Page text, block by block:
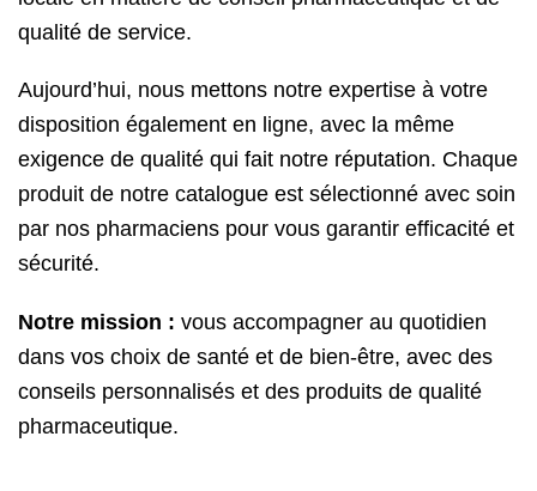
qualité de service.
Aujourd’hui, nous mettons notre expertise à votre
disposition également en ligne, avec la même
exigence de qualité qui fait notre réputation. Chaque
produit de notre catalogue est sélectionné avec soin
par nos pharmaciens pour vous garantir efficacité et
sécurité.
Notre mission : vous accompagner au quotidien
dans vos choix de santé et de bien-être, avec des
conseils personnalisés et des produits de qualité
pharmaceutique.